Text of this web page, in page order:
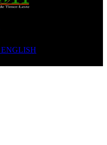
ENGLISH